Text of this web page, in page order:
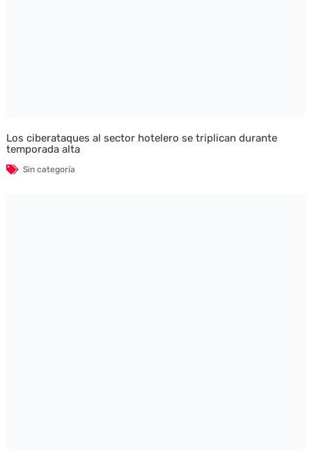
Los ciberataques al sector hotelero se triplican durante
temporada alta
Sin categoría